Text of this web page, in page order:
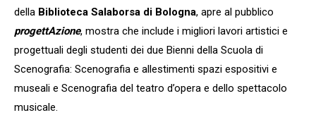
della Biblioteca Salaborsa di Bologna, apre al pubblico
progettAzione, mostra che include i migliori lavori artistici e
progettuali degli studenti dei due Bienni della Scuola di
Scenografia: Scenografia e allestimenti spazi espositivi e
museali e Scenografia del teatro d’opera e dello spettacolo
musicale.